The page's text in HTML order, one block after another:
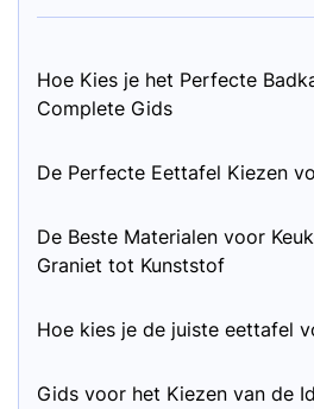
Hoe Kies je het Perfecte
Complete Gids
De Perfecte Eettafel Kiezen
De Beste Materialen voor
Graniet tot Kunststof
Hoe kies je de juiste eettafel
Gids voor het Kiezen van de